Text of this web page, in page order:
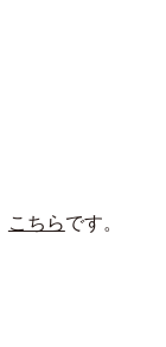
こちらです。